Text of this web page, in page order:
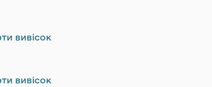
вивісок
вивісок